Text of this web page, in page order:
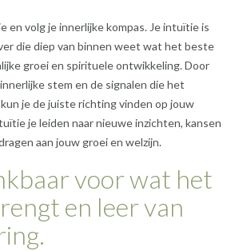
en volg je innerlijke kompas. Je intuïtie is
die diep van binnen weet wat het beste
groei en spirituele ontwikkeling. Door
stem en de signalen die het
je de juiste richting vinden op jouw
je leiden naar nieuwe inzichten, kansen
aan jouw groei en welzijn.
voor wat het
en leer van